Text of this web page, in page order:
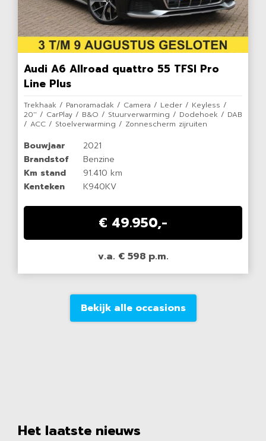
Audi A6 Allroad quattro 55 TFSI Pro
Line Plus
Trekhaak / Panoramadak / Camera / Leder / Keyless /
20'' / CarPlay / B&O / Stuurverwarming / Dodehoek / DAB
/ ACC / Stoelverwarming / Zonnescherm zijruiten
Bouwjaar
2021
Brandstof
Benzine
Km stand
91.410 km
Kenteken
K940KV
€ 49.950,-
v.a. € 598 p.m.
Bekijk alle occasions
Het laatste nieuws